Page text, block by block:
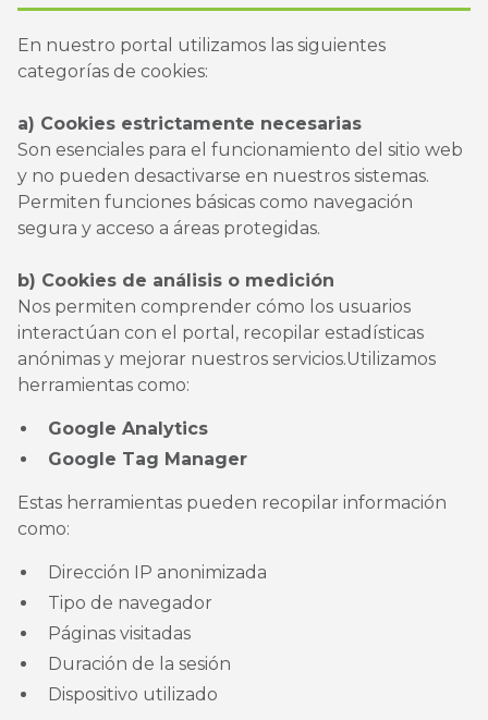
En nuestro portal utilizamos las siguientes
categorías de cookies:
a) Cookies estrictamente necesarias
Son esenciales para el funcionamiento del sitio web
y no pueden desactivarse en nuestros sistemas.
Permiten funciones básicas como navegación
segura y acceso a áreas protegidas.
b) Cookies de análisis o medición
Nos permiten comprender cómo los usuarios
interactúan con el portal, recopilar estadísticas
anónimas y mejorar nuestros servicios.Utilizamos
herramientas como:
Google Analytics
Google Tag Manager
Estas herramientas pueden recopilar información
como:
Dirección IP anonimizada
Tipo de navegador
Páginas visitadas
Duración de la sesión
Dispositivo utilizado